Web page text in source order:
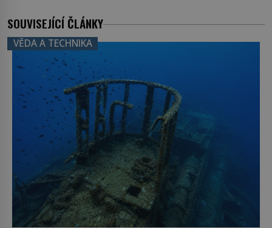
SOUVISEJÍCÍ ČLÁNKY
VĚDA A TECHNIKA